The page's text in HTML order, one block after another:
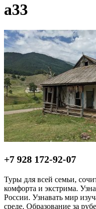
а33
+7 928 172-92-07
Туры для всей семьи,
комфорта и экстрима.
России. Узнавать мир
среде. Образование за